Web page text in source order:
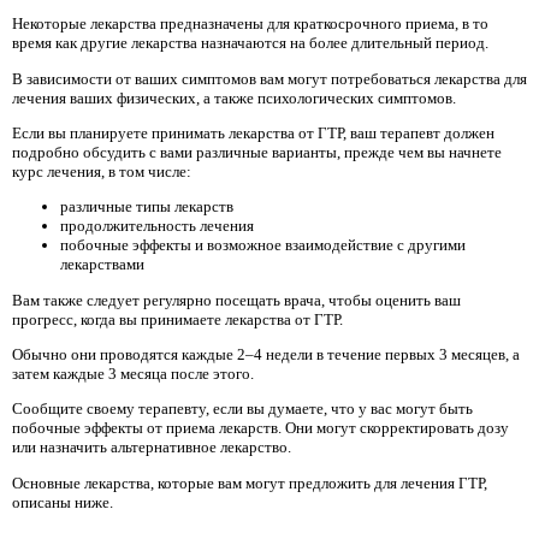
Некоторые лекарства предназначены для краткосрочного приема, в то
время как другие лекарства назначаются на более длительный период.
В зависимости от ваших симптомов вам могут потребоваться лекарства для
лечения ваших физических, а также психологических симптомов.
Если вы планируете принимать лекарства от ГТР, ваш терапевт должен
подробно обсудить с вами различные варианты, прежде чем вы начнете
курс лечения, в том числе:
различные типы лекарств
продолжительность лечения
побочные эффекты и возможное взаимодействие с другими
лекарствами
Вам также следует регулярно посещать врача, чтобы оценить ваш
прогресс, когда вы принимаете лекарства от ГТР.
Обычно они проводятся каждые 2–4 недели в течение первых 3 месяцев, а
затем каждые 3 месяца после этого.
Сообщите своему терапевту, если вы думаете, что у вас могут быть
побочные эффекты от приема лекарств. Они могут скорректировать дозу
или назначить альтернативное лекарство.
Основные лекарства, которые вам могут предложить для лечения ГТР,
описаны ниже.